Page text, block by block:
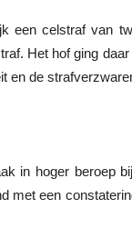
een celstraf van
Het hof ging
en de
in hoger beroep
met een